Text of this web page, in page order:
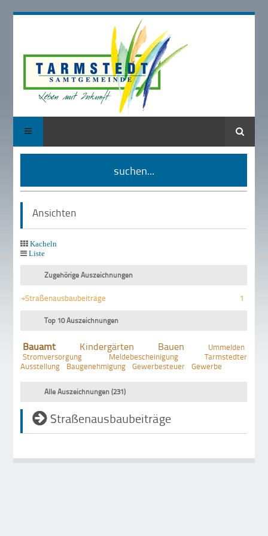
Suche
suchen...
Ansichten
Kacheln
Liste
Zugehörige Auszeichnungen
+Straßenausbaubeiträge 1
Top 10 Auszeichnungen
Bauamt Kindergärten Bauen
Ummelden
Stromversorgung
Meldebescheinigung
Tarmstedter
Ausstellung
Baugenehmigung Gewerbesteuer Gewerbe
Alle Auszeichnungen (231)
Straßenausbaubeiträge